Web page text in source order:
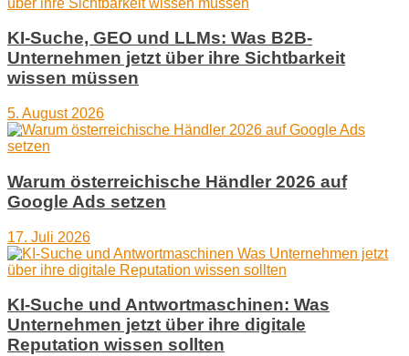
KI-Suche, GEO und LLMs: Was B2B-
Unternehmen jetzt über ihre Sichtbarkeit
wissen müssen
5. August 2026
Warum österreichische Händler 2026 auf
Google Ads setzen
17. Juli 2026
KI-Suche und Antwortmaschinen: Was
Unternehmen jetzt über ihre digitale
Reputation wissen sollten